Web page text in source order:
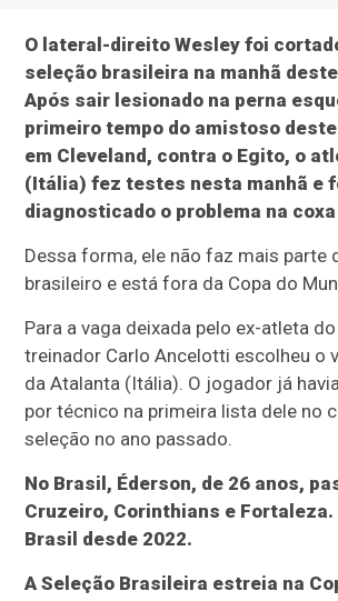
O lateral-direito Wesley foi
seleção brasileira na manhã
Após sair lesionado na perna
primeiro tempo do amistoso
em Cleveland, contra o Egito, o
(Itália) fez testes nesta manhã e
diagnosticado o problema na
Dessa forma, ele não faz mais parte
brasileiro e está fora da Copa do
Para a vaga deixada pelo ex-atleta
treinador Carlo Ancelotti escolheu o
da Atalanta (Itália). O jogador já
por técnico na primeira lista dele no
seleção no ano passado.
No Brasil, Éderson, de 26 anos,
Cruzeiro, Corinthians e Fortaleza.
Brasil desde 2022.
A Seleção Brasileira estreia na